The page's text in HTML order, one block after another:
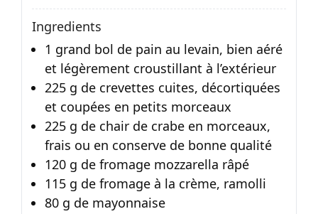
Ingredients
1 grand bol de pain au levain, bien aéré
et légèrement croustillant à l’extérieur
225 g de crevettes cuites, décortiquées
et coupées en petits morceaux
225 g de chair de crabe en morceaux,
frais ou en conserve de bonne qualité
120 g de fromage mozzarella râpé
115 g de fromage à la crème, ramolli
80 g de mayonnaise